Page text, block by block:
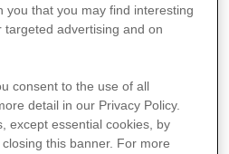
kosttilskud, der var ok
af myelomatose, kan
efter.
på myelomatose ved
you that you may find interesting
advertising and on
consent to the use of all
detail in our Privacy Policy.
except essential cookies, by
this banner. For more